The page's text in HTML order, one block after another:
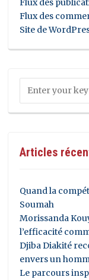
Flux des
Flux des
Site de
Articles
Quand la
Soumah
Morissanda
l’efficacité
Djiba Diakité
envers un
Le parcours